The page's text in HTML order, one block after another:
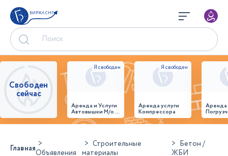
БИРЖА СНГ
Свободен
сейчас
Аренда и Услуги
Автовышки М/о г.
Домодедово
26,28,32 место
Аренда услуги
Компрессора
ГлавнаяОбъявления
Строительные
материалы
Бетон /
ЖБИ